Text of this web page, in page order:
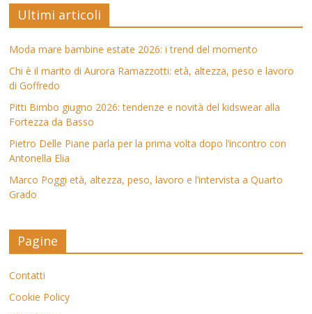
Ultimi articoli
Moda mare bambine estate 2026: i trend del momento
Chi è il marito di Aurora Ramazzotti: età, altezza, peso e lavoro
di Goffredo
Pitti Bimbo giugno 2026: tendenze e novità del kidswear alla
Fortezza da Basso
Pietro Delle Piane parla per la prima volta dopo l’incontro con
Antonella Elia
Marco Poggi età, altezza, peso, lavoro e l’intervista a Quarto
Grado
Pagine
Contatti
Cookie Policy